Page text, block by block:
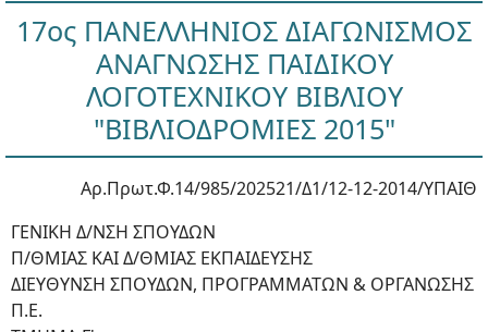
17ος ΠΑΝΕΛΛΗΝΙΟΣ ΔΙΑΓΩΝΙΣΜΟΣ
ΑΝΑΓΝΩΣΗΣ ΠΑΙΔΙΚΟΥ
ΛΟΓΟΤΕΧΝΙΚΟΥ ΒΙΒΛΙΟΥ
"ΒΙΒΛΙΟΔΡΟΜΙΕΣ 2015"
Αρ.Πρωτ.Φ.14/985/202521/Δ1/12-12-2014/ΥΠΑΙΘ
ΓΕΝΙΚΗ Δ/ΝΣΗ ΣΠΟΥΔΩΝ
Π/ΘΜΙΑΣ ΚΑΙ Δ/ΘΜΙΑΣ ΕΚΠΑΙΔΕΥΣΗΣ
ΔΙΕΥΘΥΝΣΗ ΣΠΟΥΔΩΝ, ΠΡΟΓΡΑΜΜΑΤΩΝ & ΟΡΓΑΝΩΣΗΣ
Π.Ε.